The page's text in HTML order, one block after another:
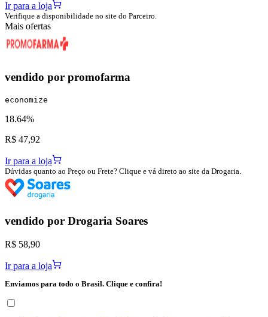
Ir para a loja
Verifique a disponibilidade no site do Parceiro.
Mais ofertas
vendido por promofarma
economize
18.64%
R$ 47,92
Ir para a loja
Dúvidas quanto ao Preço ou Frete? Clique e vá direto ao site da Drogaria.
vendido por Drogaria Soares
R$ 58,90
Ir para a loja
Enviamos para todo o Brasil. Clique e confira!